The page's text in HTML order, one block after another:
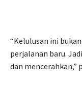
“Kelulusan ini
perjalanan baru.
dan mencerahkan,”